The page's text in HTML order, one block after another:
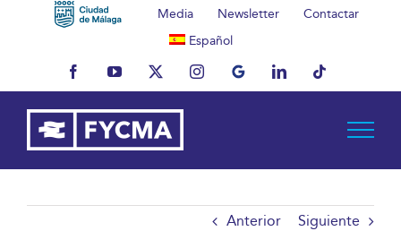
Media Newsletter
Contactar
Español
FacebookYouTubeX InstagramMyBusinessLinkedInTiktok
Anterior Siguiente